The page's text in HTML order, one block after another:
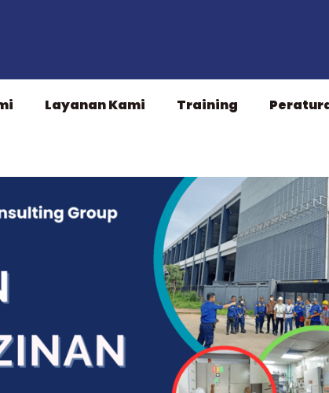
Layanan Kami Training